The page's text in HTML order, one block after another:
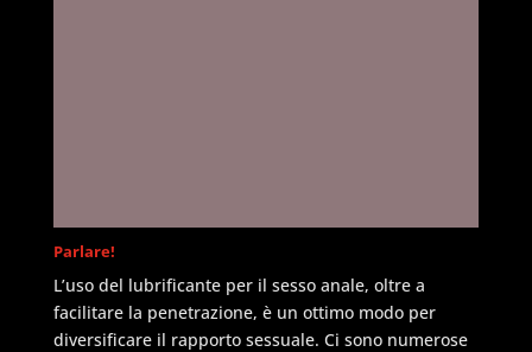
Parlare!
L’uso del lubrificante per il sesso anale, oltre a
facilitare la penetrazione, è un ottimo modo per
diversificare il rapporto sessuale. Ci sono numerose